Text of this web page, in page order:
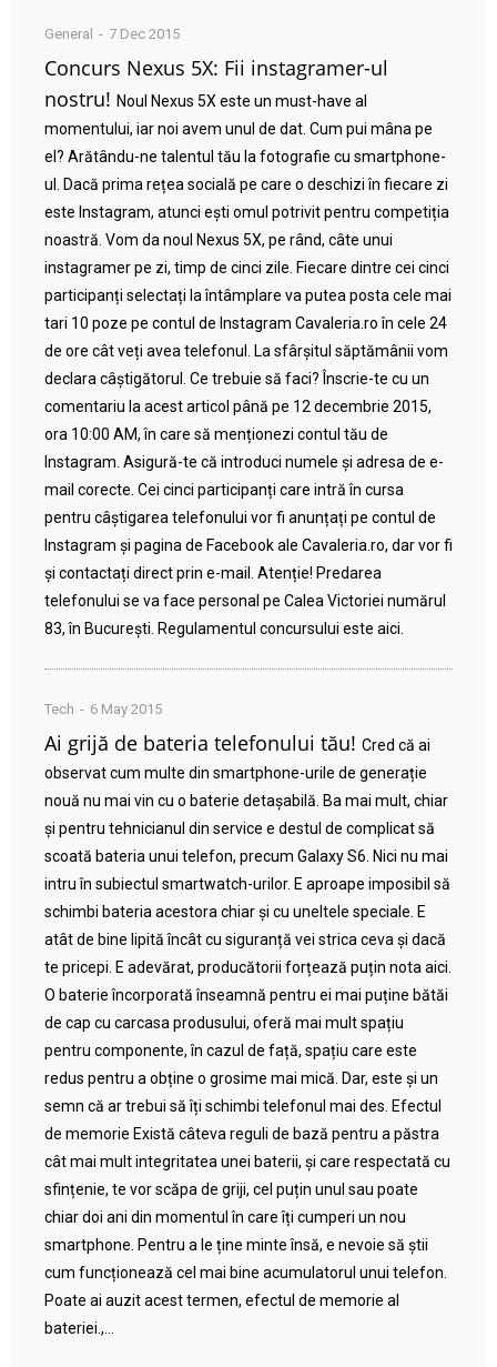
General 7 Dec 2015
Concurs Nexus 5X: Fii instagramer-ul
nostru! Noul Nexus 5X este un must-have al
momentului, iar noi avem unul de dat. Cum pui mâna pe
el? Arătându-ne talentul tău la fotografie cu smartphone-
ul. Dacă prima rețea socială pe care o deschizi în fiecare zi
este Instagram, atunci ești omul potrivit pentru competiția
noastră. Vom da noul Nexus 5X, pe rând, câte unui
instagramer pe zi, timp de cinci zile. Fiecare dintre cei cinci
participanți selectați la întâmplare va putea posta cele mai
tari 10 poze pe contul de Instagram Cavaleria.ro în cele 24
de ore cât veți avea telefonul. La sfârșitul săptămânii vom
declara câștigătorul. Ce trebuie să faci? Înscrie-te cu un
comentariu la acest articol până pe 12 decembrie 2015,
ora 10:00 AM, în care să menționezi contul tău de
Instagram. Asigură-te că introduci numele și adresa de e-
mail corecte. Cei cinci participanți care intră în cursa
pentru câștigarea telefonului vor fi anunțați pe contul de
Instagram și pagina de Facebook ale Cavaleria.ro, dar vor fi
și contactați direct prin e-mail. Atenție! Predarea
telefonului se va face personal pe Calea Victoriei numărul
83, în București. Regulamentul concursului este aici.
Tech 6 May 2015
Ai grijă de bateria telefonului tău! Cred că ai
observat cum multe din smartphone-urile de generație
nouă nu mai vin cu o baterie detașabilă. Ba mai mult, chiar
și pentru tehnicianul din service e destul de complicat să
scoată bateria unui telefon, precum Galaxy S6. Nici nu mai
intru în subiectul smartwatch-urilor. E aproape imposibil să
schimbi bateria acestora chiar și cu uneltele speciale. E
atât de bine lipită încât cu siguranță vei strica ceva și dacă
te pricepi. E adevărat, producătorii forțează puțin nota aici.
O baterie încorporată înseamnă pentru ei mai puține bătăi
de cap cu carcasa produsului, oferă mai mult spațiu
pentru componente, în cazul de față, spațiu care este
redus pentru a obține o grosime mai mică. Dar, este și un
semn că ar trebui să îți schimbi telefonul mai des. Efectul
de memorie Există câteva reguli de bază pentru a păstra
cât mai mult integritatea unei baterii, și care respectată cu
sfințenie, te vor scăpa de griji, cel puțin unul sau poate
chiar doi ani din momentul în care îți cumperi un nou
smartphone. Pentru a le ține minte însă, e nevoie să știi
cum funcționează cel mai bine acumulatorul unui telefon.
Poate ai auzit acest termen, efectul de memorie al
bateriei.,...